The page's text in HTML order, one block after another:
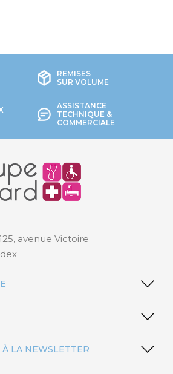
REMISES
SUR VOLUME
ASSISTANCE
TECHNIQUE &
COMMERCIALE
avenue Victoire
LA NEWSLETTER